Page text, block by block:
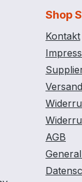
Shop
Kontakt
AGB